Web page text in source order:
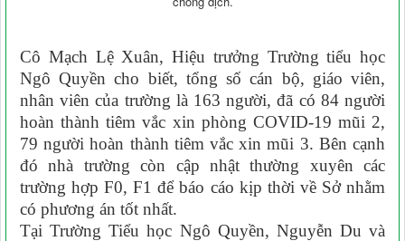
Cô Mạch Lệ Xuân, Hiệu trưởng Trường tiểu học
Ngô Quyền cho biết, tổng số cán bộ, giáo viên,
nhân viên của trường là 163 người, đã có 84 người
hoàn thành tiêm vắc xin phòng COVID-19 mũi 2,
79 người hoàn thành tiêm vắc xin mũi 3. Bên cạnh
đó nhà trường còn cập nhật thường xuyên các
trường hợp F0, F1 để báo cáo kịp thời về Sở nhằm
có phương án tốt nhất.
Tại Trường Tiểu học Ngô Quyền, Nguyễn Du và